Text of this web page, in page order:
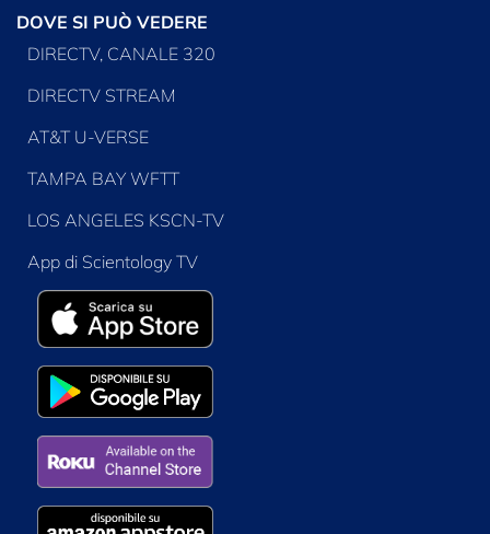
DOVE SI PUÒ VEDERE
DIRECTV, CANALE 320
DIRECTV STREAM
AT&T U-VERSE
TAMPA BAY WFTT
LOS ANGELES KSCN-TV
App di Scientology TV